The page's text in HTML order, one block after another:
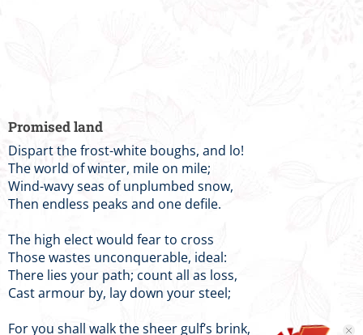
Promised land
Dispart the frost-white boughs, and lo!
The world of winter, mile on mile;
Wind-wavy seas of unplumbed snow,
Then endless peaks and one defile.
The high elect would fear to cross
Those wastes unconquerable, ideal:
There lies your path; count all as loss,
Cast armour by, lay down your steel;
For you shall walk the sheer gulf’s brink,